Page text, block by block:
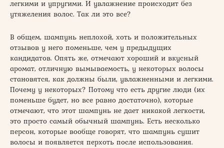
легкими и упругими. И увлажнение происходит без
утяжеления волос. Так ли это все?
В общем, шампунь неплохой, хоть и положительных
отзывов у него поменьше, чем у предыдущих
кандидатов. Опять же, отмечают хороший и вкусный
аромат, отличную вымываемость, у некоторых волосы
становятся, как должны были, увлажненными и легкими.
Почему у некоторых? Потому что есть другие люди (их
поменьше будет, но все равно достаточно), которые
отмечают, что этот шампунь не дает никакой легкости,
это просто самый обычный шампунь. Есть несколько
персон, которые вообще говорят, что шампунь сушит
волосы и появляется перхоть после использования.